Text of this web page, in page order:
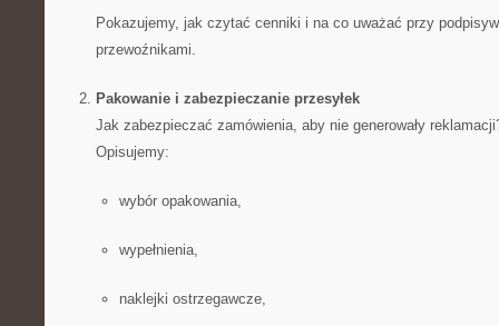
Pokazujemy, jak czytać cenniki i na co uważać przy
przewoźnikami.
Pakowanie i zabezpieczanie przesyłek
Jak zabezpieczać zamówienia, aby nie generowały
Opisujemy:
wybór opakowania,
wypełnienia,
naklejki ostrzegawcze,